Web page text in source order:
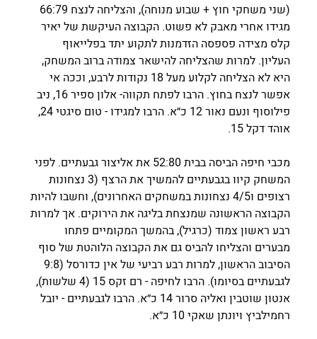
מגידו אחרי מאבק לא פשוט. הקבוצה העיקשת של יאיר
קלס מצידה פספסה הזדמנות לתקוע יתד בפלייאוף
העליון. למרות שהצליחה להישאר צמודה ברוב המשחק,
היא לא הצליחה לקלוע מעל 18 נקודות לרבע, וככה אי
אפשר לנצח בחוץ. הרבו לפתח תקווה- אלון ספיר 16, ניב
פילוסוף ונעם נאור 12 כ״א. הרבו למגידו - טום סיגטי 24,
אוהד דקל 15.
מכבי חיפה הביסה בבית 52:80 את אליצור גבעתיים. לפני
המשחק קיוו בגבעתיים להמשיך את הרצף (3 נצחונות
רצופים ו4/5 נצחונות במשחקים האחרונים), וחשבו להיות
הקבוצה הראשונה שמנצחת בליגה את הירוקים. אך למרות
רבע ראשון צמוד (כרגיל), בהמשך המקומיים פתחו
מבערים והצליחו להביס גם את הקבוצה הלוהטת של סוף
לגבעתיים בסיומו). הרבו לחיפה - רם זקס 15 (4 שלשות),
אנטון שוטבין ואליה סרור 14 כ״א. הרבו לגבעתיים - יובל
רחמילביץ ויונתן שאקי 10 כ״א.